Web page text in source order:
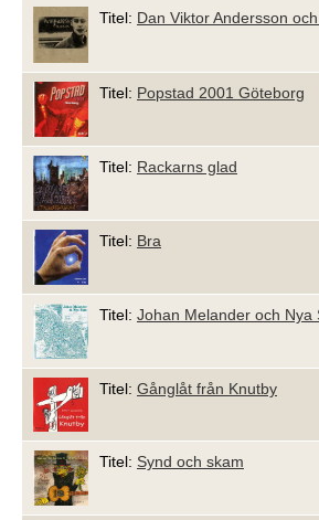
Titel: Dan Viktor Andersson
Titel: Popstad 2001 Göteborg
Titel: Rackarns glad
Titel: Bra
Titel: Johan Melander och Nya
Titel: Gånglåt från Knutby
Titel: Synd och skam